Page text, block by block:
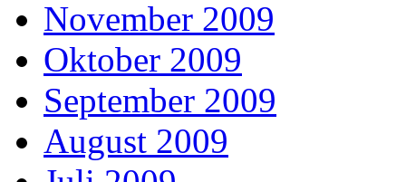
November 2009
Oktober 2009
September 2009
August 2009